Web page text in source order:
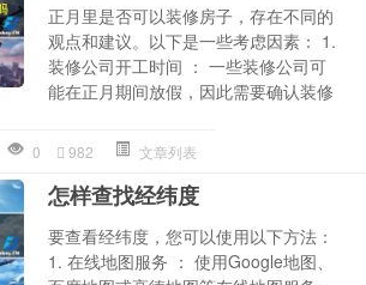
正月里是否可以装修房子，存在不同的
观点和建议。以下是一些考虑因素： 1.
装修公司开工时间 ： 一些装修公司可
能在正月期间放假，因此需要确认装修
0 982 文章列表
怎样查找经纬度
要查看经纬度，您可以使用以下方法：
1. 在线地图服务 ： 使用Google地图、